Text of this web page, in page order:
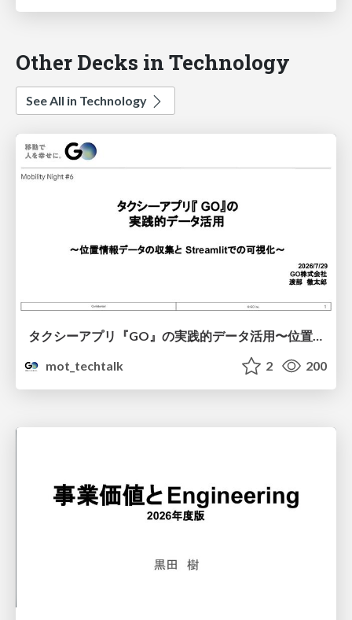
Other Decks in Technology
See All in Technology
mot_techtalk
2 200